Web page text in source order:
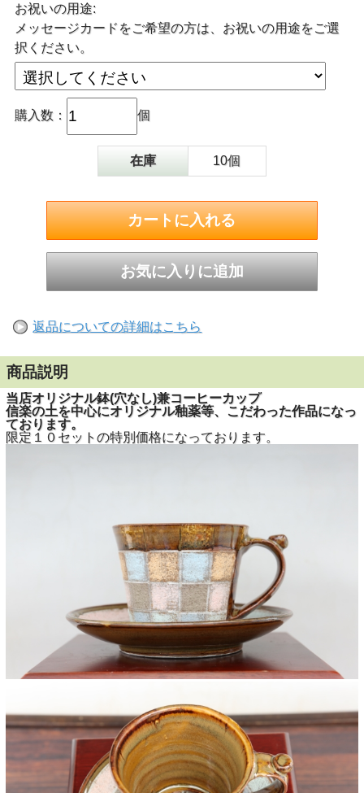
お祝いの用途:
メッセージカードをご希望の方は、お祝いの用途をご選
択ください。
購入数： 個
在庫 10個
返品についての詳細はこちら
商品説明
当店オリジナル鉢(穴なし)兼コーヒーカップ
信楽の土を中心にオリジナル釉薬等、こだわった作品になっ
ております。
限定１０セットの特別価格になっております。